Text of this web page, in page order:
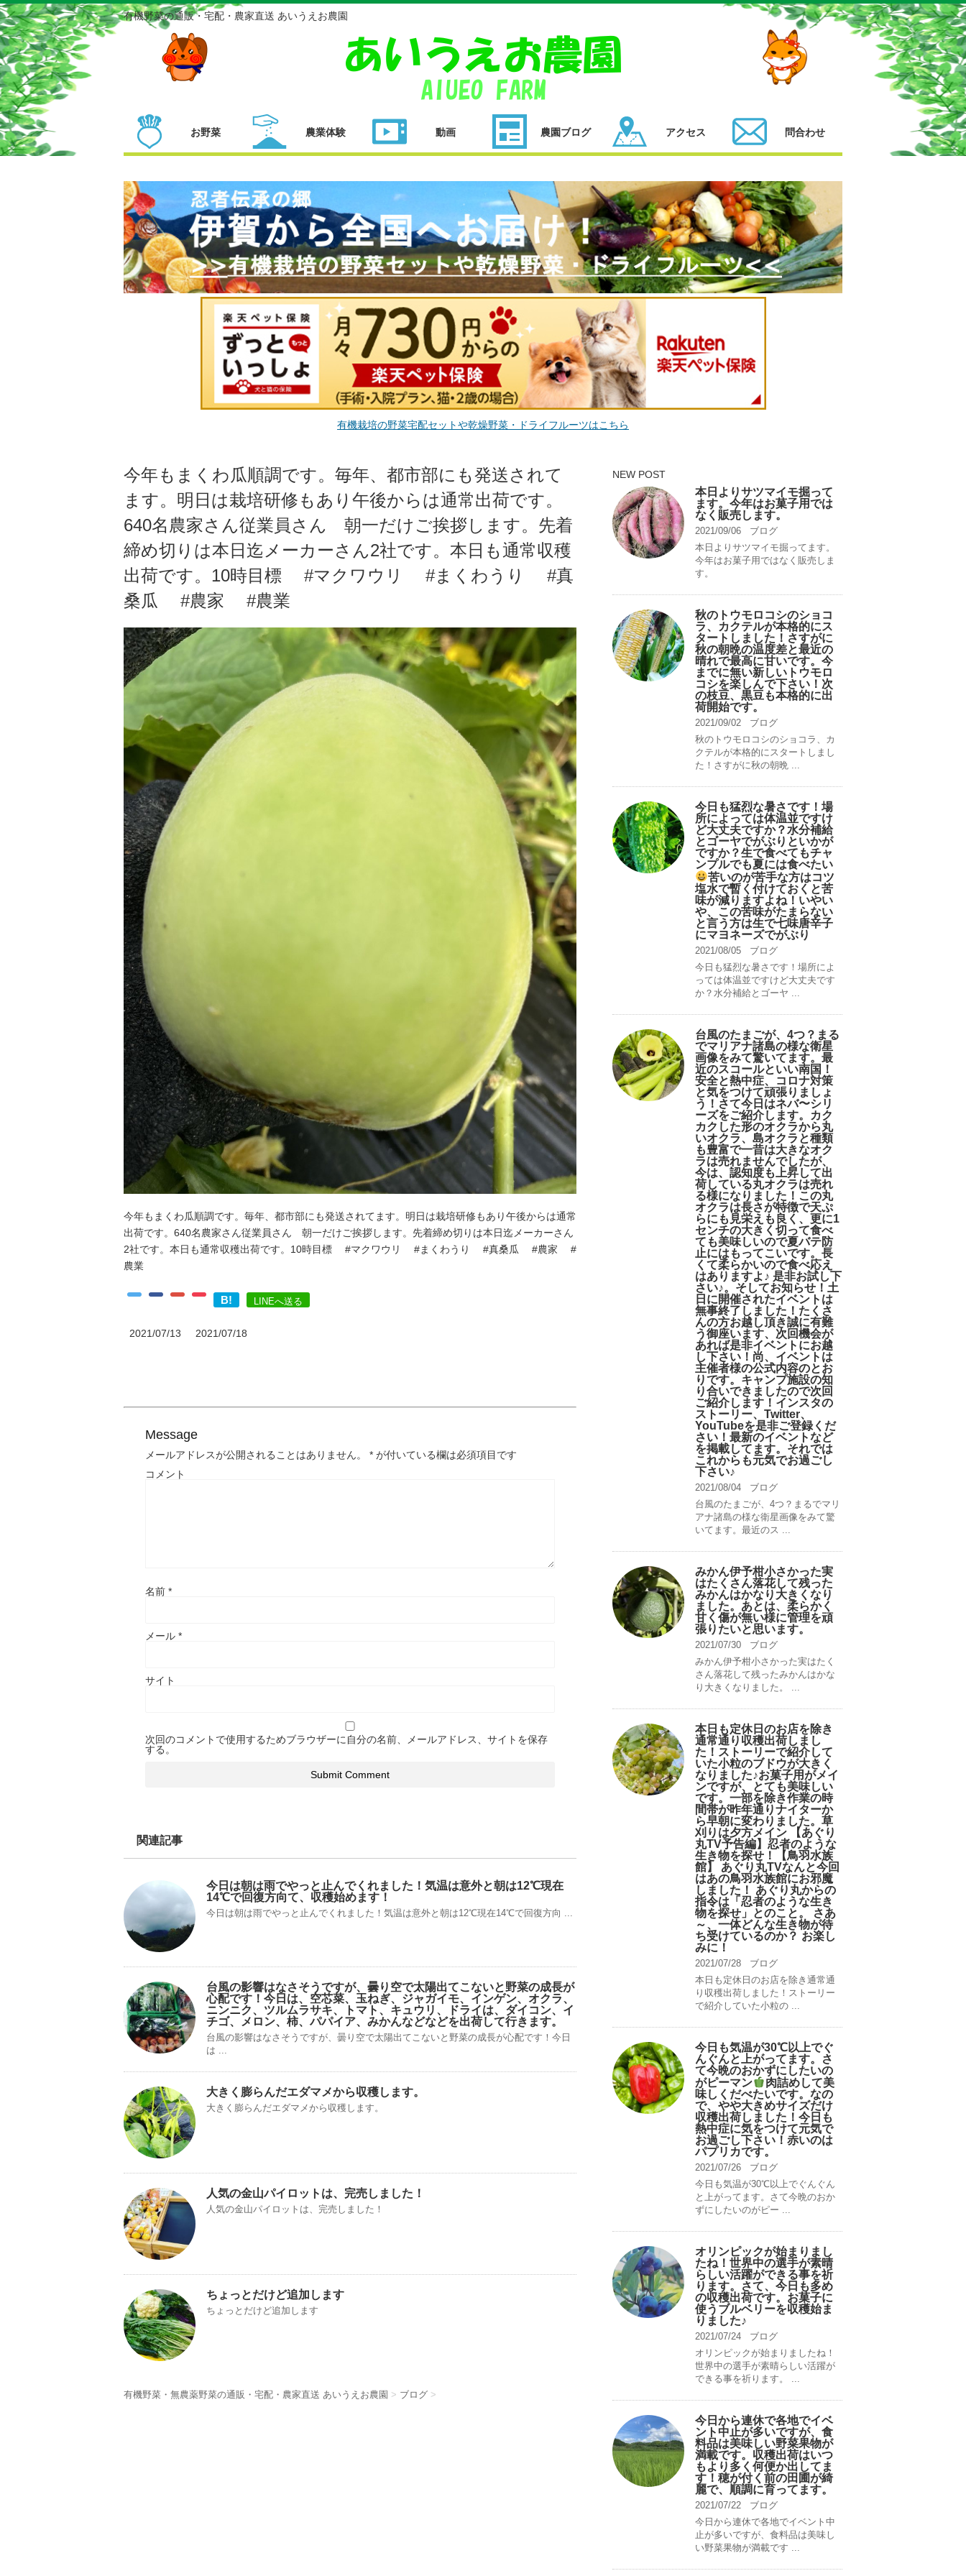
有機野菜の通販・宅配・農家直送 あいうえお農園
お野菜 農業体験 動画 農園ブログ アクセス 問合わせ
有機栽培の野菜宅配セットや乾燥野菜・ドライフルーツはこちら
今年もまくわ瓜順調です。毎年、都市部にも発送されて
ます。明日は栽培研修もあり午後からは通常出荷です。
640名農家さん️従業員さん 朝一だけご挨拶します。先着
締め切りは本日迄メーカーさん2社です。本日も通常収穫
出荷です。10時目標 #マクワウリ #まくわうり #真
桑瓜 #農家 #農業
今年もまくわ瓜順調です。毎年、都市部にも発送されてます。明日は栽培研修もあり午後からは通常
出荷です。640名農家さん️従業員さん 朝一だけご挨拶します。先着締め切りは本日迄メーカーさん
2社です。本日も通常収穫出荷です。10時目標 #マクワウリ #まくわうり #真桑瓜 #農家 #
農業
B! LINEへ送る
2021/07/13 2021/07/18
Message
メールアドレスが公開されることはありません。 * が付いている欄は必須項目です
コメント
名前 *
メール *
サイト
次回のコメントで使用するためブラウザーに自分の名前、メールアドレス、サイトを保存
する。
関連記事
今日は朝は雨でやっと止んでくれました！気温は意外と朝は12℃現在
14℃で回復方向て、収穫始めます！
今日は朝は雨でやっと止んでくれました！気温は意外と朝は12℃現在14℃で回復方向 ...
台風の影響はなさそうですが、曇り空で太陽出てこないと野菜の成長が
心配です！今日は、空芯菜、玉ねぎ、ジャガイモ、インゲン、オクラ、
ニンニク、ツルムラサキ、トマト、キュウリ、ドライは、ダイコン、イ
チゴ、メロン、柿、パパイア、みかんなどなどを出荷して行きます。
台風の影響はなさそうですが、曇り空で太陽出てこないと野菜の成長が心配です！今日
は ...
大きく膨らんだエダマメから収穫します。
大きく膨らんだエダマメから収穫します。
人気の金山パイロットは、完売しました！
人気の金山パイロットは、完売しました！
ちょっとだけど追加します
ちょっとだけど追加します
有機野菜・無農薬野菜の通販・宅配・農家直送 あいうえお農園 > ブログ >
NEW POST
本日よりサツマイモ掘って
ます。今年はお菓子用では
なく販売します。
2021/09/06
ブログ
本日よりサツマイモ掘ってます。
今年はお菓子用ではなく販売しま
す。
秋のトウモロコシのショコ
ラ、カクテルが本格的にス
タートしました！さすがに
秋の朝晩の温度差と最近の
晴れで最高に甘いです。今
までに無い新しいトウモロ
コシを楽しんで下さい！次
の枝豆、黒豆も本格的に出
荷開始です。
2021/09/02
ブログ
秋のトウモロコシのショコラ、カ
クテルが本格的にスタートしまし
た！さすがに秋の朝晩 ...
今日も猛烈な暑さです！場
所によっては体温並ですけ
ど大丈夫ですか？水分補給
とゴーヤでがぶりといかが
ですか？生で食べてもチャ
ンプルでも夏には食べたい
苦いのが苦手な方はコツ
塩水で暫く付けておくと苦
味が減りますよね！いやい
や、この苦味がたまらない
と言う方は生で七味唐辛子
にマヨネーズでがぶり
2021/08/05
ブログ
今日も猛烈な暑さです！場所によ
っては体温並ですけど大丈夫です
か？水分補給とゴーヤ ...
台風のたまごが、4つ？まる
でマリアナ諸島の様な衛星
画像をみて驚いてます。最
近のスコールといい南国！
安全と熱中症、コロナ対策
と気をつけて頑張りましょ
う！さて今日はネバ〜シリ
ーズをご紹介します。カク
カクした形のオクラから丸
いオクラ、島オクラと種類
も豊富で一昔は大きなオク
ラは売れませんでしたが、
今は、認知度も上昇して出
荷している丸オクラは売れ
る様になりました！この丸
オクラは長さが特徴で天ぷ
らにも見栄えも良く、更に1
センチの大きく切って食べ
ても美味しいので夏バテ防
止にはもってこいです。長
くて柔らかいので食べ応え
はありますよ♪ 是非お試し下
さい♪。そしてお知らせ！土
日に開催されたイベントは
無事終了しました！たくさ
んの方お越し頂き誠に有難
う御座います、次回機会が
あれば是非イベントにお越
し下さい！尚、イベントは
主催者様の公式内容のとお
りです。キャンプ️施設の知
り合いできましたので次回
ご紹介します！インスタの
ストーリー、Twitter、
YouTubeを是非ご登録くだ
さい！最新のイベントなど
を掲載してます。それでは
これからも元気でお過ごし
下さい♪
2021/08/04
ブログ
台風のたまごが、4つ？まるでマリ
アナ諸島の様な衛星画像をみて驚
いてます。最近のス ...
みかん伊予柑小さかった実
はたくさん落花して残った
みかんはかなり大きくなり
ました。あとは、柔らかく
甘く傷が無い様に管理を頑
張りたいと思います。
2021/07/30
ブログ
みかん伊予柑小さかった実はたく
さん落花して残ったみかんはかな
り大きくなりました。 ...
本日も定休日のお店を除き
通常通り収穫出荷しまし
た！ストーリーで紹介して
いた小粒のブドウが大きく
なりました♪お菓子用がメイ
ンですが、とても美味しい
です。一部を除き作業の時
間帯が昨年通りナイターか
ら早朝に変わりました。草
刈りは夕方メイン 【あぐり
丸TV予告編】忍者のような
生き物を探せ！【鳥羽水族
館】 あぐり丸TVなんと今回
はあの鳥羽水族館にお邪魔
しました！ あぐり丸からの
指令は「忍者のような生き
物を探せ」とのこと。 さあ
～、一体どんな生き物が待
ち受けているのか？ お楽し
みに！
2021/07/28
ブログ
本日も定休日のお店を除き通常通
り収穫出荷しました！ストーリー
で紹介していた小粒の ...
今日も気温が30℃以上でぐ
んぐんと上がってます。さ
て今晩のおかずにしたいの
がピーマン
肉詰めして美
味しくだべたいです。なの
で、やや大きめサイズだけ
収穫出荷しました！今日も
熱中症に気をつけて元気で
お過ごし下さい！赤いのは
パプリカです。
2021/07/26
ブログ
今日も気温が30℃以上でぐんぐん
と上がってます。さて今晩のおか
ずにしたいのがピー ...
オリンピックが始まりまし
たね！世界中の選手が素晴
らしい活躍ができる事を祈
ります。さて、今日も多め
の収穫出荷です。お菓子に
使うブルベリーを収穫始ま
りました♪
2021/07/24
ブログ
オリンピックが始まりましたね！
世界中の選手が素晴らしい活躍が
できる事を祈ります。 ...
今日から連休で各地でイベ
ント中止が多いですが、食
料品は美味しい野菜果物が
満載です。収穫出荷はいつ
もより多く何便か出してま
す！穂が付く前の田圃が綺
麗で、順調に育ってます。
2021/07/22
ブログ
今日から連休で各地でイベント中
止が多いですが、食料品は美味し
い野菜果物が満載です ...